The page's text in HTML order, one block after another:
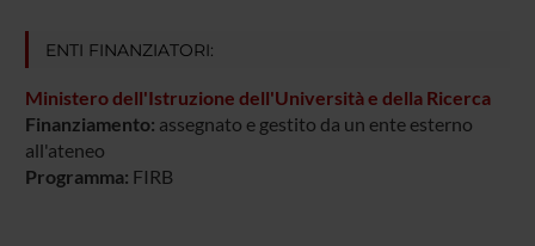
ENTI FINANZIATORI:
Ministero dell'Istruzione dell'Università e della Ricerca
Finanziamento: assegnato e gestito da un ente esterno
all'ateneo
Programma: FIRB